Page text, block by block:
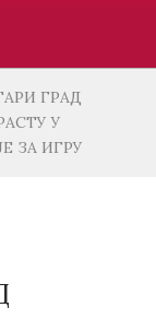
ГРАД
У
ЗА ИГРУ